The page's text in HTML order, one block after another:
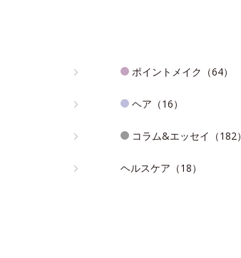
ポイントメイク（64）
ヘア（16）
コラム&エッセイ（182）
ヘルスケア（18）